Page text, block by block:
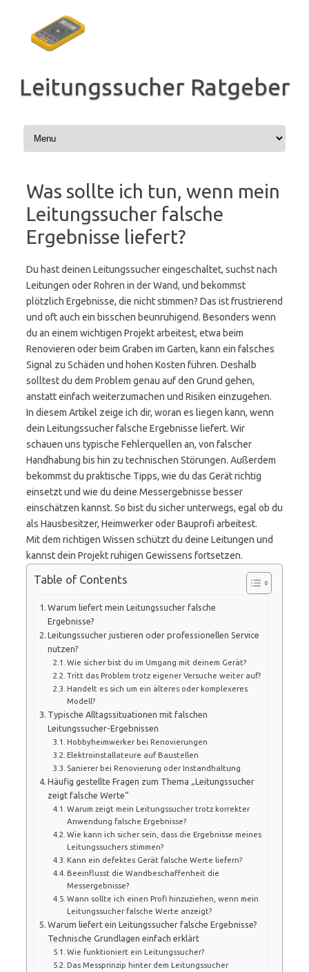
springen
Leitungssucher Ratgeber
Was sollte ich tun, wenn mein
Leitungssucher falsche
Ergebnisse liefert?
Du hast deinen Leitungssucher eingeschaltet, suchst nach
Leitungen oder Rohren in der Wand, und bekommst
plötzlich Ergebnisse, die nicht stimmen? Das ist frustrierend
und oft auch ein bisschen beunruhigend. Besonders wenn
du an einem wichtigen Projekt arbeitest, etwa beim
Renovieren oder beim Graben im Garten, kann ein falsches
Signal zu Schäden und hohen Kosten führen. Deshalb
solltest du dem Problem genau auf den Grund gehen,
anstatt einfach weiterzumachen und Risiken einzugehen.
In diesem Artikel zeige ich dir, woran es liegen kann, wenn
dein Leitungssucher falsche Ergebnisse liefert. Wir
schauen uns typische Fehlerquellen an, von falscher
Handhabung bis hin zu technischen Störungen. Außerdem
bekommst du praktische Tipps, wie du das Gerät richtig
einsetzt und wie du deine Messergebnisse besser
einschätzen kannst. So bist du sicher unterwegs, egal ob du
als Hausbesitzer, Heimwerker oder Bauprofi arbeitest.
Mit dem richtigen Wissen schützt du deine Leitungen und
kannst dein Projekt ruhigen Gewissens fortsetzen.
Table of Contents
Warum liefert mein Leitungssucher falsche
Ergebnisse?
Leitungssucher justieren oder professionellen Service
nutzen?
Wie sicher bist du im Umgang mit deinem Gerät?
Tritt das Problem trotz eigener Versuche weiter auf?
Handelt es sich um ein älteres oder komplexeres
Modell?
Typische Alltagssituationen mit falschen
Leitungssucher-Ergebnissen
Hobbyheimwerker bei Renovierungen
Elektroinstallateure auf Baustellen
Sanierer bei Renovierung oder Instandhaltung
Häufig gestellte Fragen zum Thema „Leitungssucher
zeigt falsche Werte“
Warum zeigt mein Leitungssucher trotz korrekter
Anwendung falsche Ergebnisse?
Wie kann ich sicher sein, dass die Ergebnisse meines
Leitungssuchers stimmen?
Kann ein defektes Gerät falsche Werte liefern?
Beeinflusst die Wandbeschaffenheit die
Messergebnisse?
Wann sollte ich einen Profi hinzuziehen, wenn mein
Leitungssucher falsche Werte anzeigt?
Warum liefert ein Leitungssucher falsche Ergebnisse?
Technische Grundlagen einfach erklärt
Wie funktioniert ein Leitungssucher?
Das Messprinzip hinter dem Leitungssucher